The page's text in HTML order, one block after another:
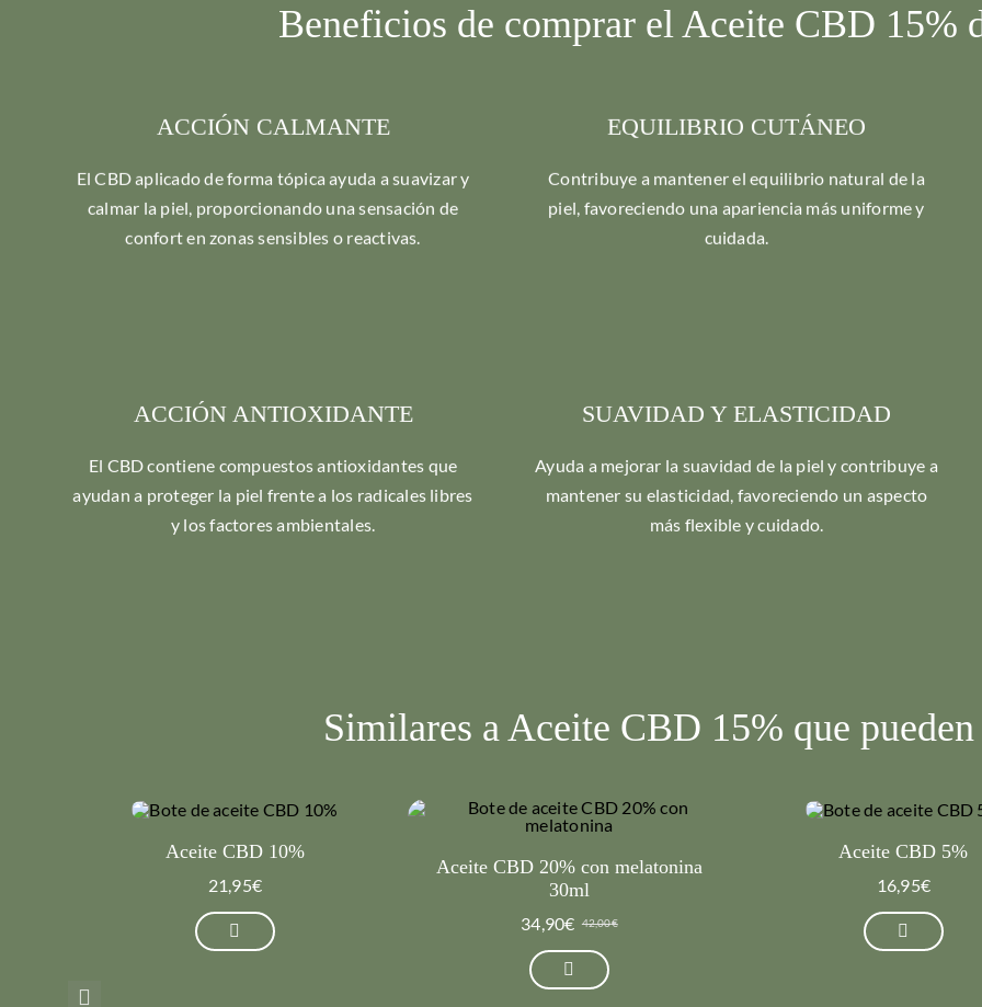
Beneficios de comprar el Aceite CBD 15%
ACCIÓN CALMANTE
El CBD aplicado de forma tópica ayuda a suavizar y
calmar la piel, proporcionando una sensación de
confort en zonas sensibles o reactivas.
EQUILIBRIO CUTÁNEO
Contribuye a mantener el equilibrio natural de la
piel, favoreciendo una apariencia más uniforme y
cuidada.
ACCIÓN ANTIOXIDANTE
El CBD contiene compuestos antioxidantes que
ayudan a proteger la piel frente a los radicales libres
y los factores ambientales.
SUAVIDAD Y ELASTICIDAD
Ayuda a mejorar la suavidad de la piel y contribuye a
mantener su elasticidad, favoreciendo un aspecto
más flexible y cuidado.
Similares a Aceite CBD 15% que
Aceite CBD 10%
21,95€
Aceite CBD 20% con melatonina
30ml
42,00€El
34,90€
El
Aceite CBD 5%
16,95€